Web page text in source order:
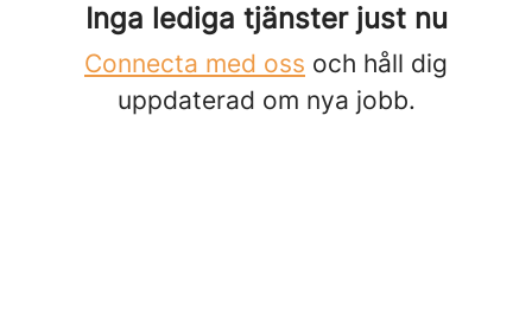
Inga lediga tjänster just nu
Connecta med oss och håll dig
uppdaterad om nya jobb.